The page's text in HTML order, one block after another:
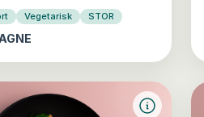
Vegetarisk STOR